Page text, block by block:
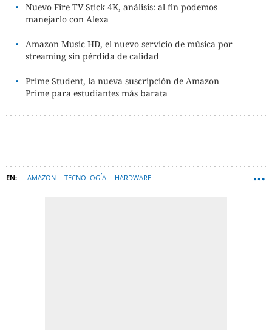
Nuevo Fire TV Stick 4K, análisis: al fin podemos
manejarlo con Alexa
Amazon Music HD, el nuevo servicio de música por
streaming sin pérdida de calidad
Prime Student, la nueva suscripción de Amazon
Prime para estudiantes más barata
AMAZON TECNOLOGÍA HARDWARE